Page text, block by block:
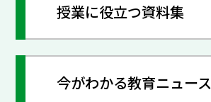
授業に役立つ資料集
今がわかる教育ニュース